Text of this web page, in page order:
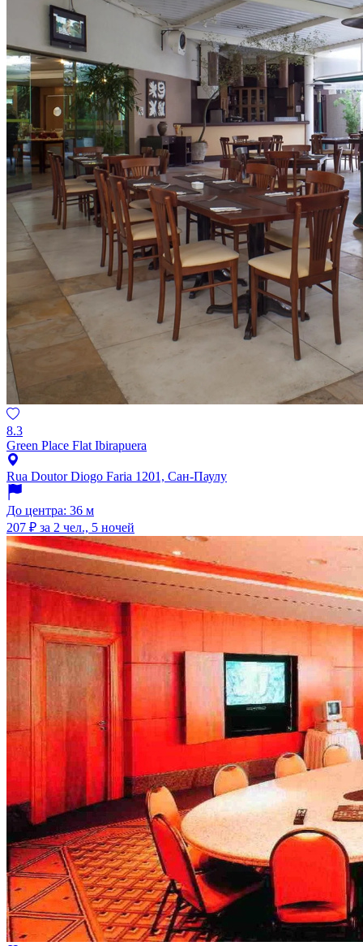
8.3
Green Place Flat Ibirapuera
Rua Doutor Diogo Faria 1201, Сан-Паулу
До центра: 36 м
207 ₽ за 2 чел., 5 ночей